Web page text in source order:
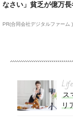
なさい」貧乏が億万長
PR(合同会社デジタルファーム )
ス
リ